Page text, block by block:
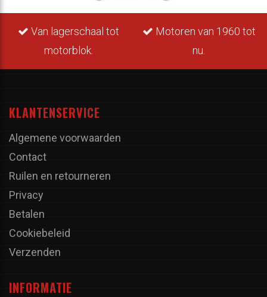
Van lagerschaal tot
motorblok.
Motoren van 1960 tot
nu.
KLANTENSERVICE
Algemene voorwaarden
Contact
Ruilen en retourneren
Privacy
Betalen
Cookiebeleid
Verzenden
INFORMATIE